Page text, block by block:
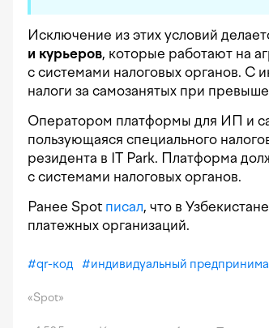
Исключение из этих условий
и курьеров, которые работают на
с системами налоговых органов. С
налоги за самозанятых при
Оператором платформы для ИП и
пользующаяся специального
резидента в IT Park. Платформа
с системами налоговых органов.
Ранее Spot писал, что в
платежных организаций.
#qr-код #индивидуальный
«Spot»